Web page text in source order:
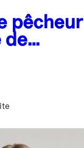
pêcheur
de